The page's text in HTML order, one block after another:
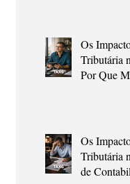
Nacional.
Os
Tributária
Por Que
Os
Tributária
de